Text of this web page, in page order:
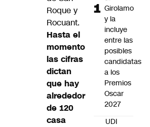
Roque y
Rocuant.
Hasta el
momento
las cifras
dictan
que hay
alrededor
de 120
casa
Girolamo
y la
incluye
entre las
posibles
candidatas
a los
Premios
Oscar
2027
UDI